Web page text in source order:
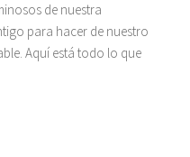
de nuestra
para hacer de nuestro
Aquí está todo lo que